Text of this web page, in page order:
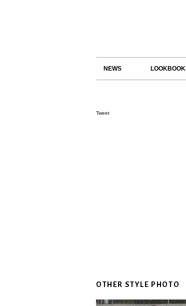
NEWS LOOKBOOK
Tweet
OTHER STYLE PHOTO